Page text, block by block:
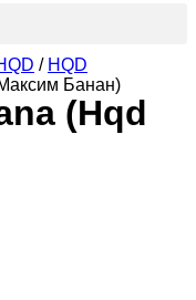
/ HQD
Банан)
(Hqd